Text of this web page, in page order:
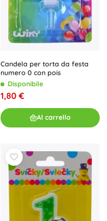
Candela per torta da festa
numero 0 con pois
Disponibile
1,80 €
Al carrello